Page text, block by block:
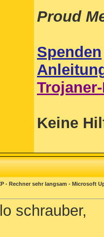
Proud
Spenden
Keine
- Rechner sehr langsam - Microsoft
schrauber,